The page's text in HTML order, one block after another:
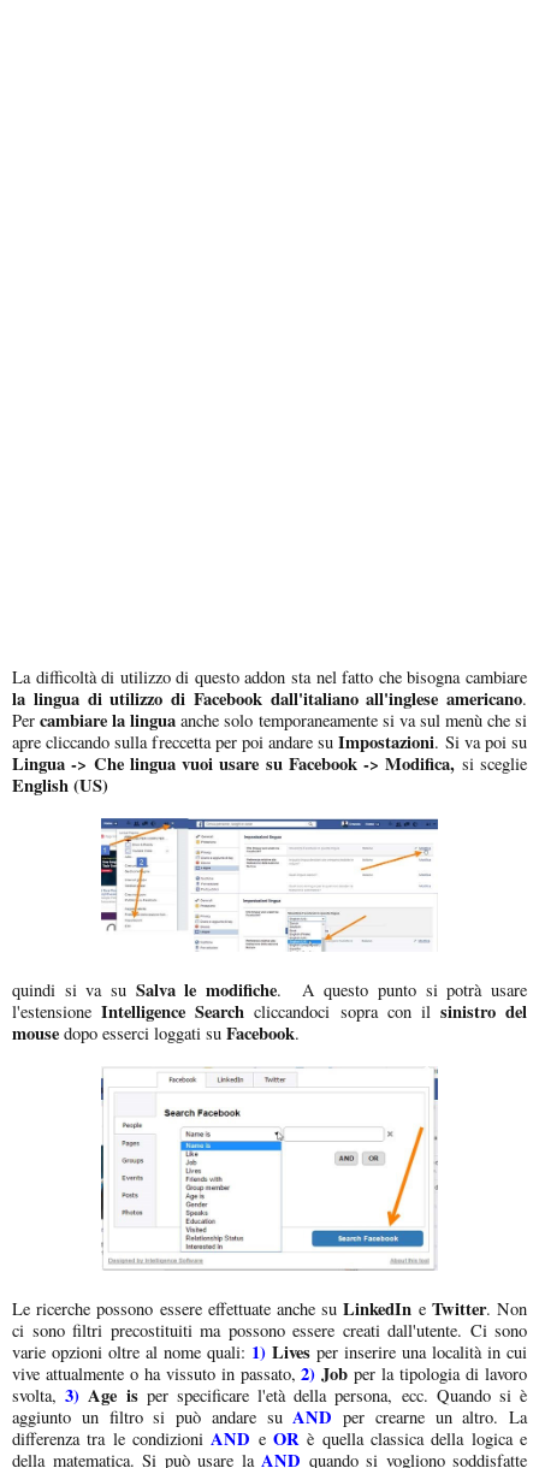
La difficoltà di utilizzo di questo addon sta nel fatto che bisogna cambiare
la lingua di utilizzo di Facebook dall'italiano all'inglese americano.
Percambiare la lingua anche solo temporaneamente si va sul menù che si
apre cliccando sulla freccetta per poi andare suImpostazioni. Si va poi su
Lingua -> Che lingua vuoi usare su Facebook -> Modifica, si sceglie
English (US)
quindi si va su Salva le modifiche. A questo punto si potrà usare
l'estensione Intelligence Search cliccandoci sopra con il sinistro del
mouse dopo esserci loggati su Facebook.
Le ricerche possono essere effettuate anche su LinkedIn e Twitter. Non
ci sono filtri precostituiti ma possono essere creati dall'utente. Ci sono
varie opzioni oltre al nome quali: 1) Lives per inserire una località in cui
vive attualmente o ha vissuto in passato,2) Job per la tipologia di lavoro
svolta, 3) Age isper specificare l'età della persona, ecc. Quando si è
aggiunto un filtro si può andare su AND per crearne un altro. La
differenza tra le condizioni AND e OR è quella classica della logica e
della matematica. Si può usare la AND quando si vogliono soddisfatte